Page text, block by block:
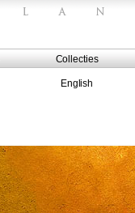
Collecties
English